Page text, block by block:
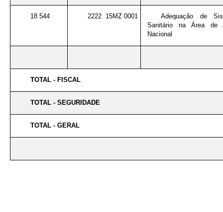
18 544 2222 15MZ 0001
Adequação de
Sanitário na Área de
Nacional
TOTAL - FISCAL
TOTAL - SEGURIDADE
TOTAL - GERAL